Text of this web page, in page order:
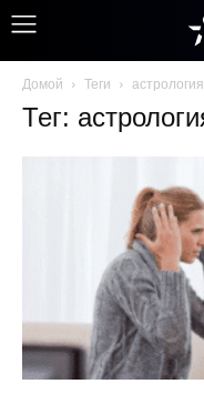
Домой Теги
Тег: